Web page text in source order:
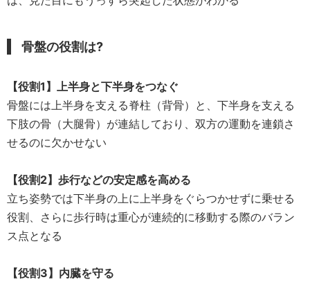
骨盤の役割は?
【役割1】上半身と下半身をつなぐ
骨盤には上半身を支える脊柱（背骨）と、下半身を支える
下肢の骨（大腿骨）が連結しており、双方の運動を連鎖さ
せるのに欠かせない
【役割2】歩行などの安定感を高める
立ち姿勢では下半身の上に上半身をぐらつかせずに乗せる
役割、さらに歩行時は重心が連続的に移動する際のバラン
ス点となる
【役割3】内臓を守る